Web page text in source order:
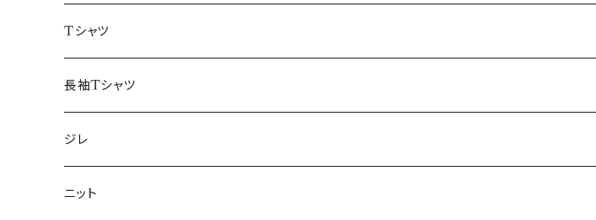
50/XL～
48/L
50/XL～
46/M
48/L
50/XL～
～44/S
46/M
48/L
50/XL～
Tシャツ
～44/S
46/M
48/L
長袖Tシャツ
～44/S
46/M
ジレ
～44/S
ニット